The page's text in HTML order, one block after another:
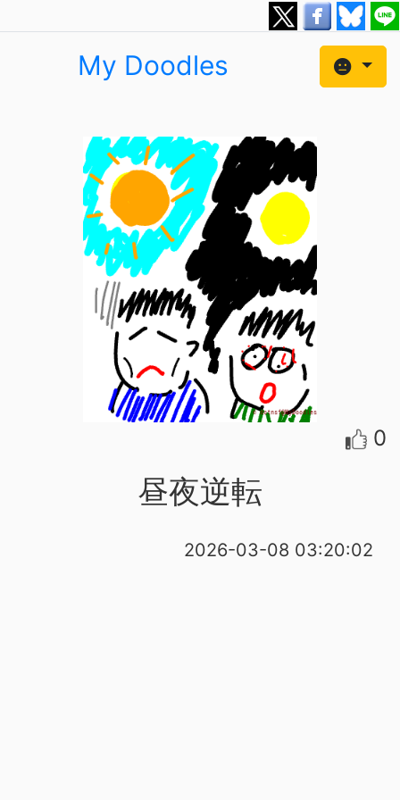
My Doodles
0
昼夜逆転
2026-03-08 03:20:02